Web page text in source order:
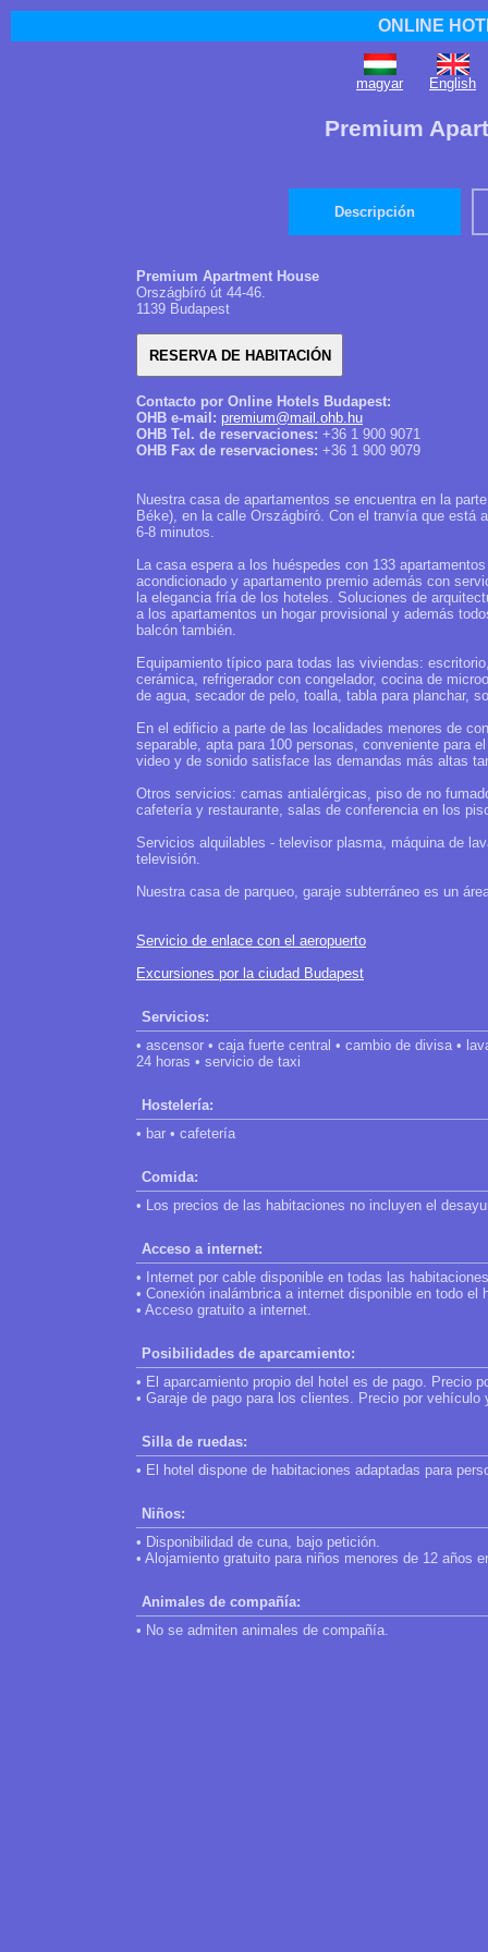
ONLINE
magyar English
Premium
Descripción
Premium Apartment House
Országbíró út 44-46.
1139 Budapest
Contacto por Online Hotels Budapest:
OHB e-mail: premium@mail.ohb.hu
OHB Tel. de reservaciones: +36 1 900 9071
OHB Fax de reservaciones: +36 1 900 9079
Nuestra casa de apartamentos se encuentra en la
Béke), en la calle Országbíró. Con el tranvía que está
6-8 minutos.
La casa espera a los huéspedes con 133
acondicionado y apartamento premio además con
la elegancia fría de los hoteles. Soluciones de
a los apartamentos un hogar provisional y además
balcón también.
Equipamiento típico para todas las viviendas:
cerámica, refrigerador con congelador, cocina de
de agua, secador de pelo, toalla, tabla para planchar,
En el edificio a parte de las localidades menores de
separable, apta para 100 personas, conveniente para
video y de sonido satisface las demandas más altas
Otros servicios: camas antialérgicas, piso de no
cafetería y restaurante, salas de conferencia en los
Servicios alquilables - televisor plasma, máquina de
televisión.
Nuestra casa de parqueo, garaje subterráneo es un
Servicio de enlace con el aeropuerto
Excursiones por la ciudad Budapest
Servicios:
• ascensor • caja fuerte central • cambio de divisa •
24 horas • servicio de taxi
Hostelería:
• bar • cafetería
Comida:
• Los precios de las habitaciones no incluyen el
Acceso a internet:
• Internet por cable disponible en todas las
• Conexión inalámbrica a internet disponible en todo el
• Acceso gratuito a internet.
Posibilidades de aparcamiento:
• El aparcamiento propio del hotel es de pago. Precio
• Garaje de pago para los clientes. Precio por
Silla de ruedas:
• El hotel dispone de habitaciones adaptadas para
Niños:
• Disponibilidad de cuna, bajo petición.
• Alojamiento gratuito para niños menores de 12 años
Animales de compañía:
• No se admiten animales de compañía.